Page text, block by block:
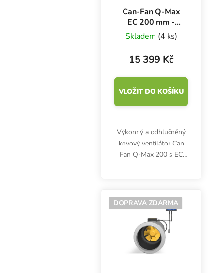
Can-Fan Q-Max
EC 200 mm -
1203 m3/h,
kovový ventilátor s
EC motorem
Skladem (4 ks)
15 399 Kč
VLOŽIT DO KOŠÍKU
Výkonný a odhlučněný
kovový ventilátor Can
Fan Q-Max 200 s EC
účinnost a životnost,
nízkou spotřebu i
minimální hlučnost.
Výkon...
DOPRAVA ZDARMA